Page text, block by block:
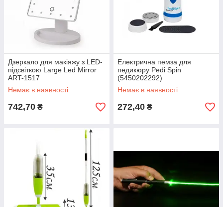
Дзеркало для макіяжу з LED-
підсвіткою Large Led Mirror
ART-1517
Немає в наявності
742,70 ₴
Електрична пемза для
педикюру Pedi Spin
(5450202292)
Немає в наявності
272,40 ₴